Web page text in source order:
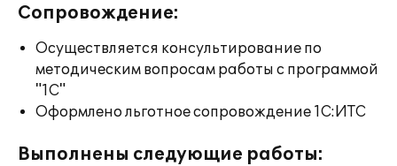
Сопровождение:
Осуществляется консультирование по
методическим вопросам работы с программой
"1С"
Оформлено льготное сопровождение 1С:ИТС
Выполнены следующие работы: